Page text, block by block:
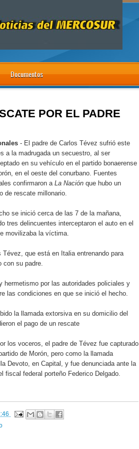
Documentos
POR EL PADRE
- El padre de Carlos Tévez sufrió este
a la madrugada un secuestro, al ser
en su vehículo en el partido bonaerense
en el oeste del conurbano. Fuentes
confirmaron a La Nación que hubo un
de rescate millonario.
se inició cerca de las 7 de la mañana,
tres delincuentes interceptaron el auto en el
movilizaba la víctima.
que está en Italia entrenando para
con su padre.
hermetismo por las autoridades policiales y
las condiciones en que se inició el hecho.
la llamada extorsiva en su domicilio del
el pago de un rescate
los voceros, el padre de Tévez fue capturado
de Morón, pero como la llamada
Devoto, en Capital, y fue denunciada ante la
federal porteño Federico Delgado.